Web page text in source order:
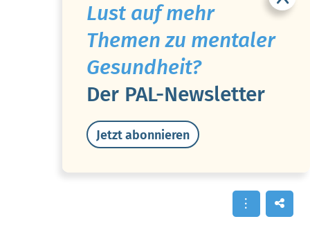
Lust auf mehr
Themen zu mentaler
Gesundheit?
Der PAL-Newsletter
Jetzt abonnieren